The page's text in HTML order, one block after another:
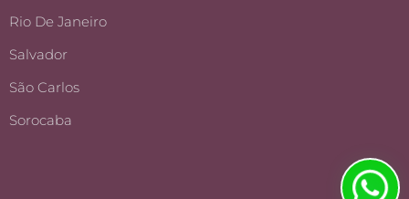
Rio De Janeiro
Salvador
São Carlos
Sorocaba